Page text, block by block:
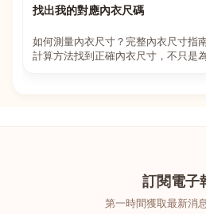
找出我的對應內衣尺碼
如何測量內衣尺寸？完整內衣尺寸指
計算方法找到正確內衣尺寸，不只是
訂閱電子
第一時間獲取最新消